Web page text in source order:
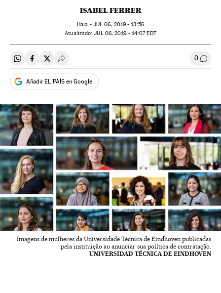
ISABEL FERRER
Haia - JUL 06, 2019 - 13:56
atualizado: JUL06, 2019 - 14:07EDT
Compartir en Whatsapp
Compartir en Facebook
Compartir en Twitter
Desplegar Redes Sociales 0
Añadir EL PAÍS en Google
Imagens de mulheres da Universidade Técnica de Eindhoven publicadas
pela instituição ao anunciar sua política de contratação.
UNIVERSIDAD TÉCNICA DE EINDHOVEN